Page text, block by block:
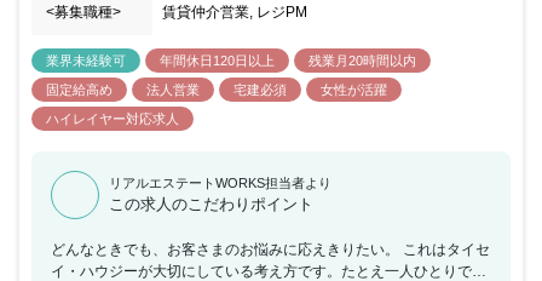
<募集職種> 賃貸仲介営業, レジPM
業界未経験可 年間休日120日以上
残業月20時間以内
固定給高め
法人営業 宅建必須
女性が活躍
ハイレイヤー対応求人
リアルエステートWORKS担当者より
この求人のこだわりポイント
どんなときでも、お客さまのお悩みに応えきりたい。 これはタイセ
イ・ハウジーが大切にしている考え方です。たとえ一人ひとりでは